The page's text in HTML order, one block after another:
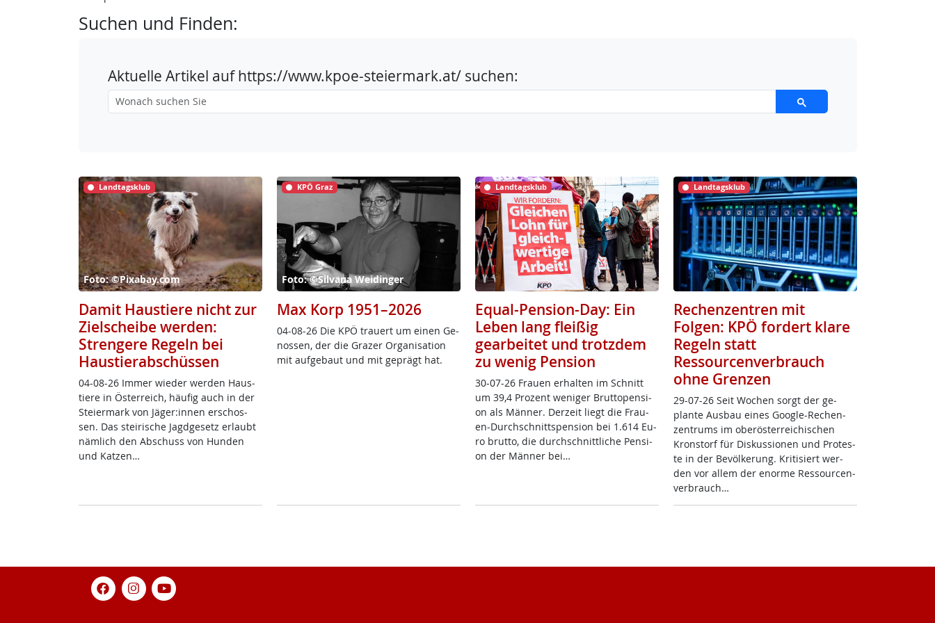
Suchen und Finden:
Aktuelle Artikel auf https://www.kpoe-steiermark.at/ suchen:
Landtagsklub
Foto: ©Pixabay.com
Damit Haustiere nicht zur
Zielscheibe werden:
Strengere Regeln bei
Haustierabschüssen
04-08-26 Im­mer wie­der wer­den Haus­
tie­re in Ös­t­er­reich, häu­fig auch in der
Stei­er­mark von Jä­ger:in­nen er­schos­
sen. Das stei­ri­sche Jagd­ge­setz er­laubt
näm­lich den Ab­schuss von Hun­den
und Kat­zen…
KPÖ Graz
Foto: ©Silvana Weidinger
Max Korp 1951–2026
04-08-26 Die KPÖ trau­ert um ei­nen Ge­
nos­sen, der die Gra­zer Or­ga­ni­sa­ti­on
mit auf­ge­baut und mit ge­prägt hat.
Landtagsklub
Equal-Pension-Day: Ein
Leben lang fleißig
gearbeitet und trotzdem
zu wenig Pension
30-07-26 Frau­en er­hal­ten im Schnitt
um 39,4 Pro­zent we­ni­ger Brut­to­pen­si­
on als Män­ner. Der­zeit liegt die Frau­
en-Durch­schnitt­s­pen­si­on bei 1.614 Eu­
ro brut­to, die durch­schnitt­li­che Pen­si­
on der Män­ner bei…
Landtagsklub
Rechenzentren mit
Folgen: KPÖ fordert klare
Regeln statt
Ressourcenverbrauch
ohne Grenzen
29-07-26 Seit Wo­chen sorgt der ge­
plan­te Aus­bau ei­nes Goog­le-Re­chen­
zen­trums im ober­ös­t­er­rei­chi­schen
Kron­s­torf für Dis­kus­sio­nen und Pro­tes­
te in der Be­völ­ke­rung. Kri­ti­siert wer­
den vor al­lem der enor­me Res­sour­cen­
ver­brauch…